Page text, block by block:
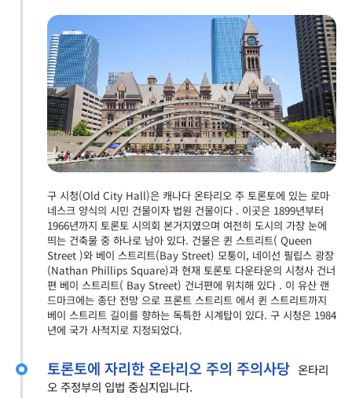
구 시청(Old City Hall)은 캐나다 온타리오 주 토론토에 있는 로마
네스크 양식의 시민 건물이자 법원 건물이다 . 이곳은 1899년부터
1966년까지 토론토 시의회 본거지였으며 여전히 도시의 가장 눈에
띄는 건축물 중 하나로 남아 있다. 건물은 퀸 스트리트( Queen
Street )와 베이 스트리트(Bay Street) 모퉁이, 네이선 필립스 광장
(Nathan Phillips Square)과 현재 토론토 다운타운의 시청사 건너
편 베이 스트리트( Bay Street) 건너편에 위치해 있다 . 이 유산 랜
드마크에는 종단 전망 으로 프론트 스트리트 에서 퀸 스트리트까지
베이 스트리트 길이를 향하는 독특한 시계탑이 있다. 구 시청은 1984
년에 국가 사적지로 지정되었다.
토론토에 자리한 온타리오 주의 주의사당 온타리
오 주정부의 입법 중심지입니다.